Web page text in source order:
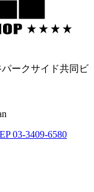
パークサイド共同ビ
03-3409-6580